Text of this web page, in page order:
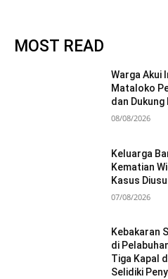
MOST READ
Warga Akui
Mataloko
dan
08/08/2026
Keluarga
Kematian
Kasus
07/08/2026
Kebakaran
di
Tiga Kapal
Selidiki